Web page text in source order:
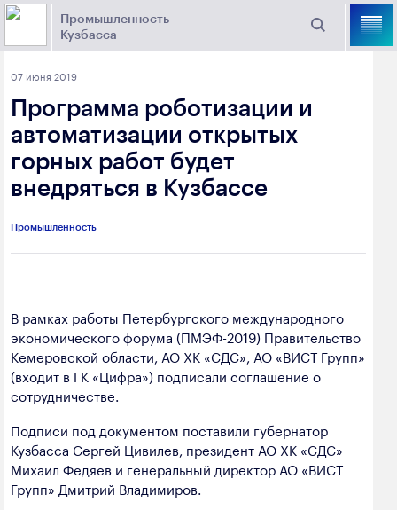
Промышленность
Кузбасса
Поиск
Найти
Торговая площадка Кузбасса
Выберите отрасль
Угольная промышленность
Химическая промышленность
Машиностроение
Промышленность строительных материалов
Добыча общераспространенных
полезных ископаемых
Лёгкая промышленность
Лесная промышленность
Предприятия
Новости
промышленности
650000, г. Кемерово, пр. Советский, 63
+7 (3842) 58-78-61
dprom@ako.ru
Создание сайта — Мэйк
07 июня 2019
Программа роботизации и
автоматизации открытых
горных работ будет
внедряться в Кузбассе
Промышленность
В рамках работы Петербургского международного
экономического форума (ПМЭФ-2019) Правительство
Кемеровской области, АО ХК «СДС», АО «ВИСТ Групп»
(входит в ГК «Цифра») подписали соглашение о
сотрудничестве.
Подписи под документом поставили губернатор
Кузбасса Сергей Цивилев, президент АО ХК «СДС»
Михаил Федяев и генеральный директор АО «ВИСТ
Групп» Дмитрий Владимиров.